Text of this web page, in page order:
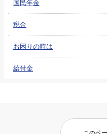
国民年金
税金
お困りの時は
給付金